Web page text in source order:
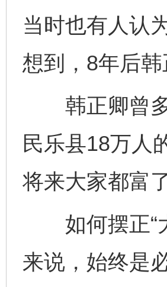
当时也有人认
想到，8年后
韩正卿曾多
民乐县18万人
将来大家都富
如何摆正“大
来说，始终是